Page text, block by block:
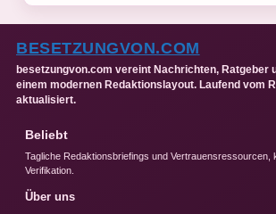
BESETZUNGVON.COM
besetzungvon.com vereint Nachrichten, Ratgeber
einem modernen Redaktionslayout. Laufend vom
aktualisiert.
Beliebt
Tagliche Redaktionsbriefings und Vertrauensressourcen,
Verifikation.
Über uns